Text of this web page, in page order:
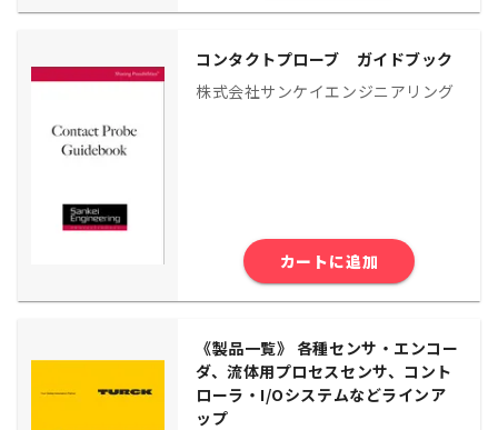
コンタクトプローブ ガイドブック
株式会社サンケイエンジニアリング
カートに追加
《製品一覧》 各種センサ・エンコー
ダ、流体用プロセスセンサ、コント
ローラ・I/Oシステムなどラインア
ップ